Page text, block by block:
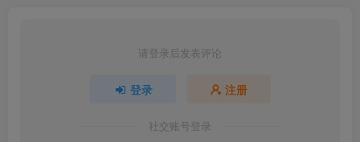
请登录后发表评论
登录 注册
社交账号登录